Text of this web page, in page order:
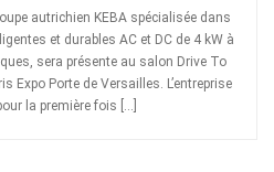
autrichien KEBA spécialisée dans
et durables AC et DC de 4 kW à
sera présente au salon Drive To
Expo Porte de Versailles. L’entreprise
la première fois […]